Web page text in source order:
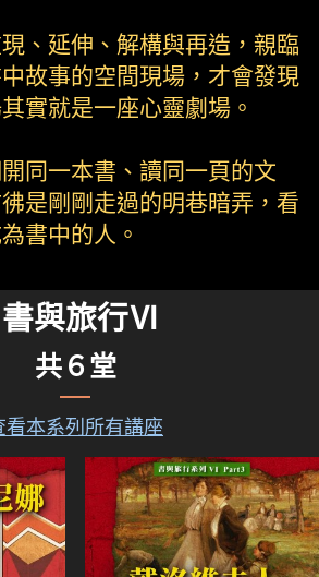
、延伸、解構與再造，親臨
故事的空間現場，才會發現
實就是一座心靈劇場。
同一本書、讀同一頁的文
是剛剛走過的明巷暗弄，看
書中的人。
書與旅行Ⅵ
共６堂
看本系列所有講座